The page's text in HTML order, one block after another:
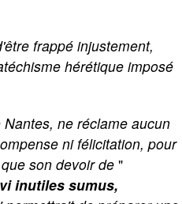
frappé injustement,
hérétique imposé
ne réclame aucun
ni félicitation, pour
son devoir de "
inutiles sumus,